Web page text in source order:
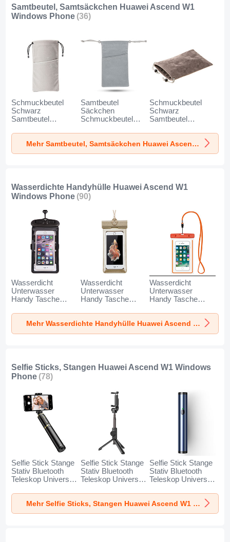
Samtbeutel, Samtsäckchen Huawei Ascend W1
Windows Phone (36)
Schmuckbeutel
Schwarz
Samtbeutel
Universal K02 für
Huawei Ascend W1
Windows Phone
Samtbeutel
Säckchen
Schmuckbeutel
für Huawei Ascend
W1 Windows
Phone Grau
Schmuckbeutel
Schwarz
Samtbeutel
Universal S05 für
Huawei Ascend W1
Windows Phone
Mehr Samtbeutel, Samtsäckchen Huawei Ascend W1 Windows Phone
Wasserdichte Handyhülle Huawei Ascend W1
Windows Phone (90)
Wasserdicht
Unterwasser
Handy Tasche
Huawei Ascend W1
Windows Phone
Schwarz
Wasserdicht
Unterwasser
Handy Tasche
Huawei Ascend W1
Windows Phone
Gold
Wasserdicht
Unterwasser
Handy Tasche
Huawei Ascend W1
Windows Phone
Orange
Mehr Wasserdichte Handyhülle Huawei Ascend W1 Windows Phone
Selfie Sticks, Stangen Huawei Ascend W1 Windows
Phone (78)
Selfie Stick Stange
Stativ Bluetooth
Teleskop Universal
Ascend W1
Windows Phone
Gold und Schwarz
Selfie Stick Stange
Stativ Bluetooth
Teleskop Universal
Ascend W1
Windows Phone
Schwarz
Selfie Stick Stange
Stativ Bluetooth
Teleskop Universal
Ascend W1
Windows Phone
Blau
Mehr Selfie Sticks, Stangen Huawei Ascend W1 Windows Phone